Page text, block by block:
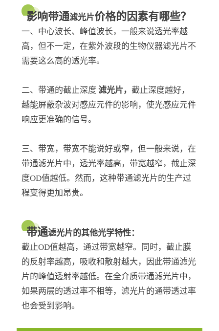
影响带通滤光片价格的因素有哪些？
一、中心波长、峰值波长，一般来说透光率越
高，但不一定，在紫外波段的生物仪器滤光片不
需要这么高的透光率。
二、带通的截止深度 滤光片 ， 截止深度越好，
越能屏蔽杂波对感应元件的影响，使光感应元件
响应更准确的信号。
三、带宽，带宽不能说好或窄，但一般来说，在
带通滤光片中，透光率越高，带宽越窄，截止深
度OD值越低。然而，这种带通滤光片的生产过
程变得更加昂贵。
带通滤光片的其他光学特性：
截止OD值越高，通过带宽越窄。同时，截止膜
的反射率越高，吸收和散射越大，因此带通滤光
片的峰值透射率越低。在全介质带通滤光片中，
如果两层的透过率不相等，滤光片的通带透过率
也会受到影响。